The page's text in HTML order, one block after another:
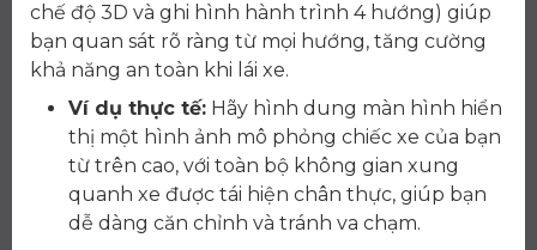
chế độ 3D và ghi hình hành trình 4 hướng) giúp
bạn quan sát rõ ràng từ mọi hướng, tăng cường
khả năng an toàn khi lái xe.
Ví dụ thực tế: Hãy hình dung màn hình hiển
thị một hình ảnh mô phỏng chiếc xe của bạn
từ trên cao, với toàn bộ không gian xung
quanh xe được tái hiện chân thực, giúp bạn
dễ dàng căn chỉnh và tránh va chạm.